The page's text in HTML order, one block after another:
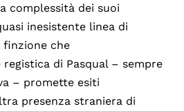
complessità dei suoi
inesistente linea di
che
di Pasqual – sempre
– promette esiti
presenza straniera di